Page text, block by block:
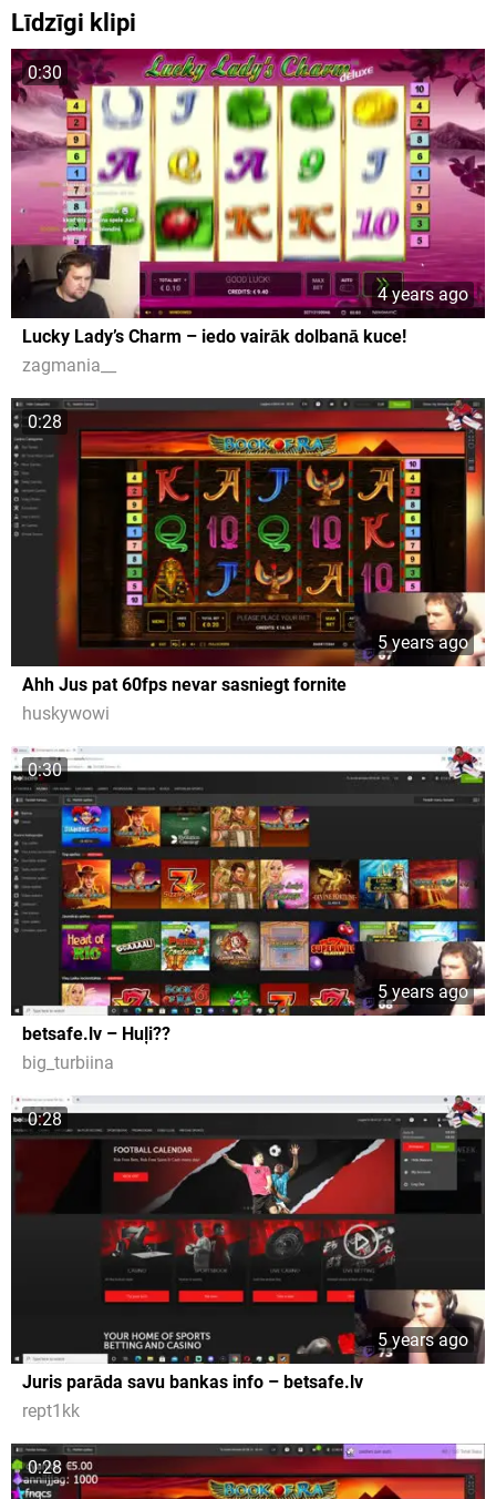
Līdzīgi klipi
0:30
4 years ago
Lucky Lady’s Charm – iedo vairāk dolbanā kuce!
zagmania__
0:28
5 years ago
Ahh Jus pat 60fps nevar sasniegt fornite
huskywowi
0:30
5 years ago
betsafe.lv – Huļi??
big_turbiina
0:28
5 years ago
Juris parāda savu bankas info – betsafe.lv
rept1kk
0:28